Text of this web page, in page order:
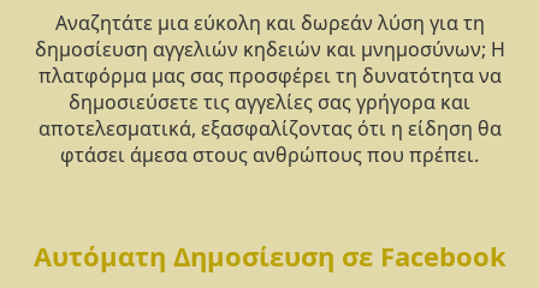
Αναζητάτε μια εύκολη και δωρεάν λύση για τη
δημοσίευση αγγελιών κηδειών και μνημοσύνων; Η
πλατφόρμα μας σας προσφέρει τη δυνατότητα να
δημοσιεύσετε τις αγγελίες σας γρήγορα και
αποτελεσματικά, εξασφαλίζοντας ότι η είδηση θα
φτάσει άμεσα στους ανθρώπους που πρέπει.
Αυτόματη Δημοσίευση σε Facebook